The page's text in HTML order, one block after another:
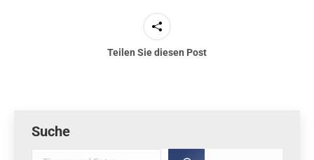
Teilen Sie diesen Post
Suche
Suche